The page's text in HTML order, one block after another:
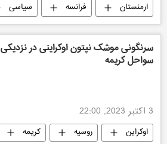
ارمنستان فرانسه
سیاسی
جهان
سرنگونی موشک نپتون اوکراینی در نزدیکی
سواحل کریمه
3 اکتبر 2023, 22:00
اوکراین روسیه
کریمه